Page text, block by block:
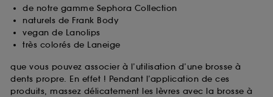
de notre gamme Sephora Collection
naturels de Frank Body
vegan de Lanolips
très colorés de Laneige
que vous pouvez associer à l’utilisation d’une brosse à
dents propre. En effet ! Pendant l’application de ces
produits, massez délicatement les lèvres avec la brosse à